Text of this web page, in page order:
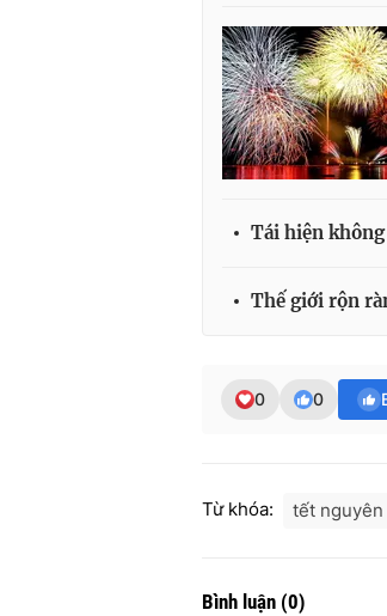
Tái hiện
Thế giới rộn
0 0
Từ khóa: tết nguyên
Bình luận (0)